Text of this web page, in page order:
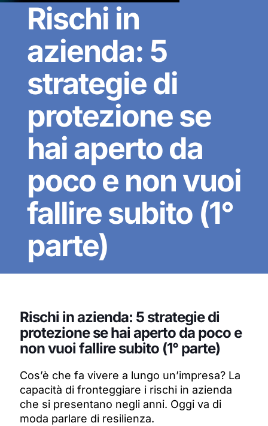
Rischi in
azienda: 5
strategie di
protezione se
hai aperto da
poco e non vuoi
fallire subito (1°
parte)
Rischi in azienda: 5 strategie di
protezione se hai aperto da poco e
non vuoi fallire subito (1° parte)
Cos’è che fa vivere a lungo un’impresa? La
capacità di fronteggiare i rischi in azienda
che si presentano negli anni. Oggi va di
moda parlare di resilienza.